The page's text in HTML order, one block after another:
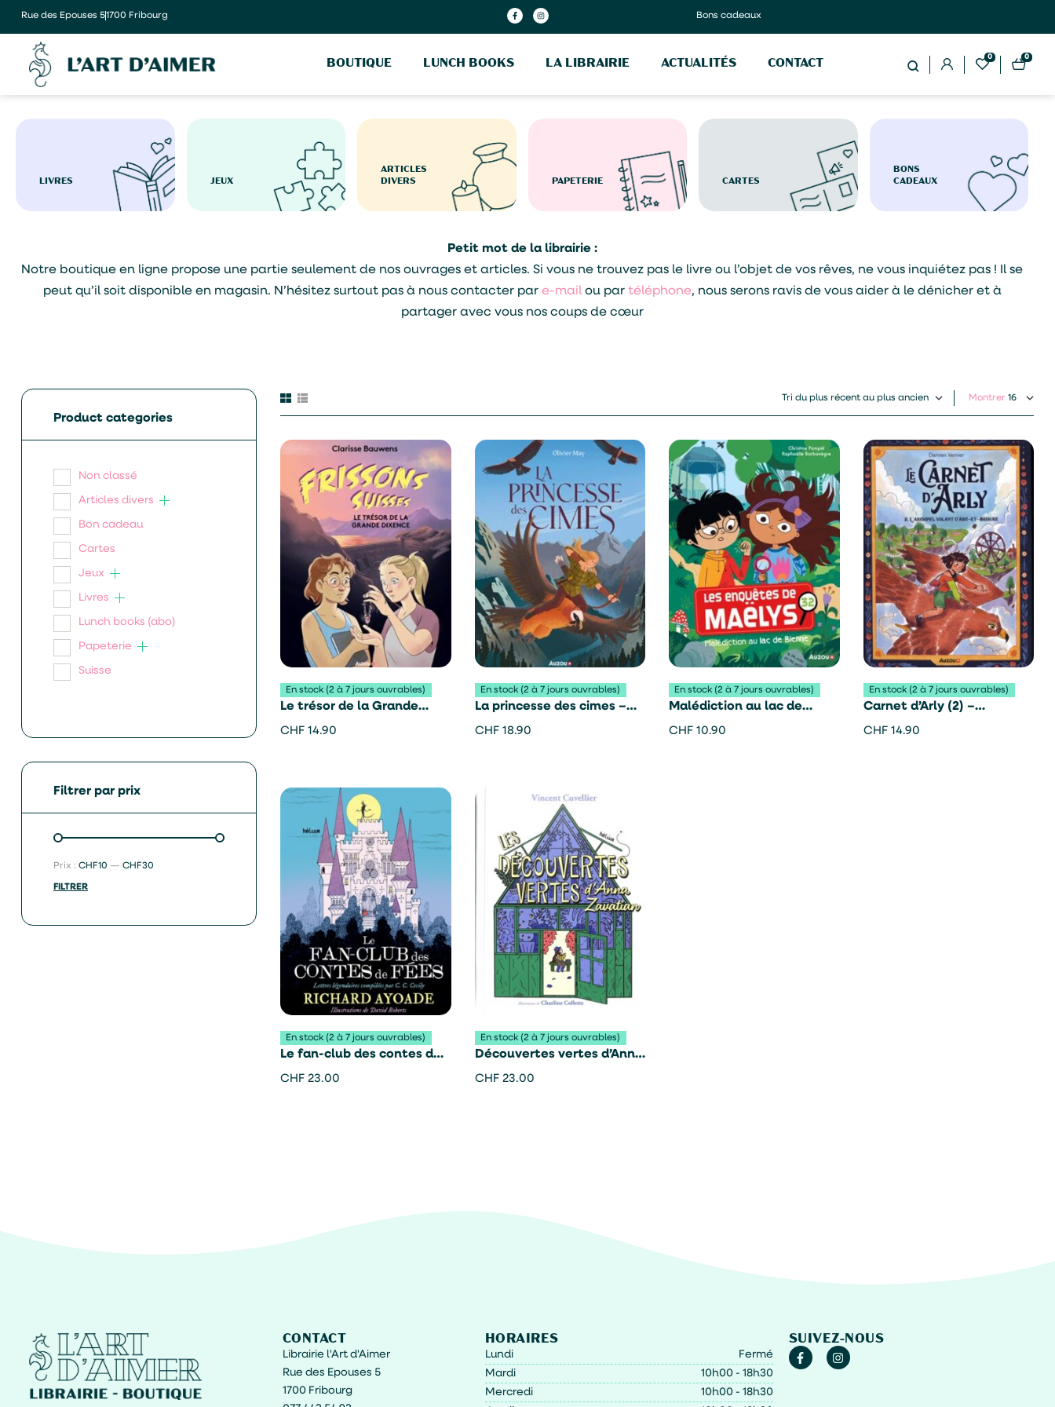
Rue des Epouses 51700 Fribourg Bons cadeaux
BOUTIQUE LUNCH BOOKS LA LIBRAIRIE ACTUALITÉS CONTACT
0 0
LIVRES JEUX
ARTICLES
DIVERS
PAPETERIE CARTES
BONS
CADEAUX
Petit mot de la librairie :
Notre boutique en ligne propose une partie seulement de nos ouvrages et articles. Si vous ne trouvez pas le livre ou l’objet de vos rêves, ne vous inquiétez pas ! Il se
peut qu’il soit disponible en magasin. N’hésitez surtout pas à nous contacter par e-mailou par téléphone, nous serons ravis de vous aider à le dénicher et à
partager avec vous nos coups de cœur
Montrer
En stock (2 à 7 jours ouvrables)
Le trésor de la Grande
Dixence – Clarisse
CHF 14.90
En stock (2 à 7 jours ouvrables)
La princesse des cimes –
Olivier May
CHF 18.90
En stock (2 à 7 jours ouvrables)
Malédiction au lac de
Bienne – Pompéï
CHF 10.90
En stock (2 à 7 jours ouvrables)
Carnet d’Arly (2) –
Vernier/Hommay
CHF 14.90
En stock (2 à 7 jours ouvrables)
Le fan-club des contes de
fées – Richard Ayoade
CHF 23.00
En stock (2 à 7 jours ouvrables)
Découvertes vertes d’Anna
Zavatian – Vincent
CHF 23.00
Product categories
Non classé
Articles divers
Bon cadeau
Cartes
Jeux
Livres
Lunch books (abo)
Papeterie
Suisse
Filtrer par prix
FILTRER
Prix : CHF10 — CHF30
CONTACT
Librairie l'Art d'Aimer
Rue des Epouses 5
1700 Fribourg
HORAIRES
Lundi
Fermé
Mardi
10h00 - 18h30
Mercredi
10h00 - 18h30
SUIVEZ-NOUS